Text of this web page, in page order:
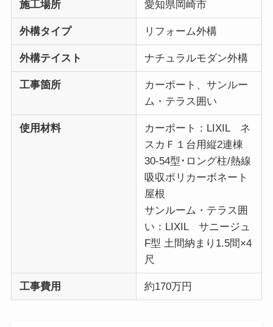
施工場所 愛知県岡崎市
外構タイプ リフォーム外構
外構テイスト ナチュラルモダン外構
工事箇所
カーポート、サンルー
ム・テラス囲い
使用材料
カーポート：LIXIL ネ
スカＦ１台用縦2連棟
30-54型･ロング柱/熱線
吸収ポリカーボネート
屋根
サンルーム・テラス囲
い：LIXIL サニージュ
F型 土間納まり1.5間×4
尺
工事費用 約170万円